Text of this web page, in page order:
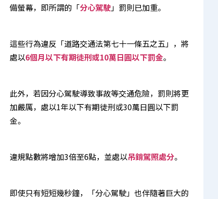
備螢幕，即所謂的「分心駕駛 」罰則已加重。
這些行為違反「道路交通法第七十一條五之五」，將
處以6個月以下有期徒刑或10萬日圓以下罰金。
此外，若因分心駕駛導致事故等交通危險，罰則將更
加嚴厲，處以1年以下有期徒刑或30萬日圓以下罰
金。
違規點數將增加3倍至6點，並處以吊銷駕照處分。
即使只有短短幾秒鐘，「分心駕駛」也伴隨著巨大的